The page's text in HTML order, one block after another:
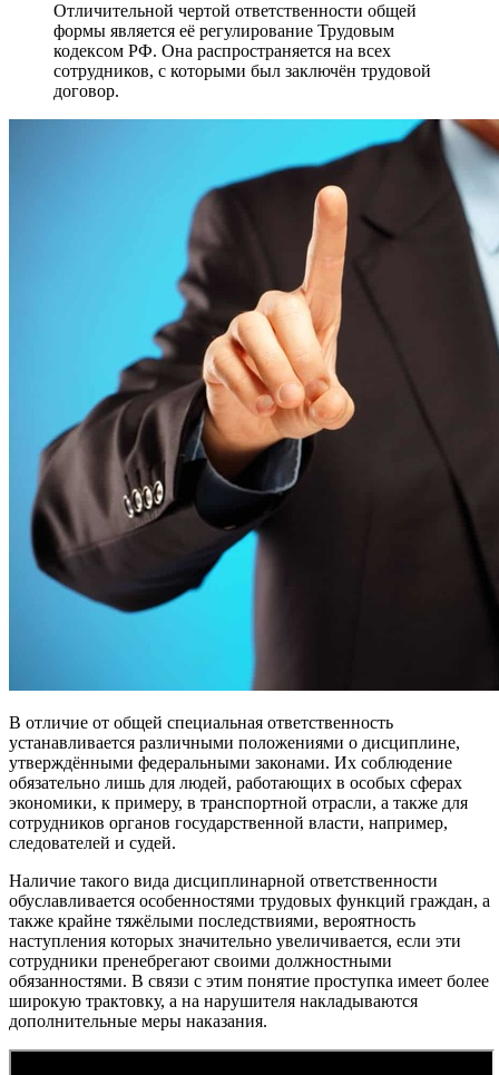
Отличительной чертой ответственности общей
формы является её регулирование Трудовым
кодексом РФ. Она распространяется на всех
сотрудников, с которыми был заключён трудовой
договор.
В отличие от общей специальная ответственность
устанавливается различными положениями о дисциплине,
утверждёнными федеральными законами. Их соблюдение
обязательно лишь для людей, работающих в особых сферах
экономики, к примеру, в транспортной отрасли, а также для
сотрудников органов государственной власти, например,
следователей и судей.
Наличие такого вида дисциплинарной ответственности
обуславливается особенностями трудовых функций граждан, а
также крайне тяжёлыми последствиями, вероятность
наступления которых значительно увеличивается, если эти
сотрудники пренебрегают своими должностными
обязанностями. В связи с этим понятие проступка имеет более
широкую трактовку, а на нарушителя накладываются
дополнительные меры наказания.